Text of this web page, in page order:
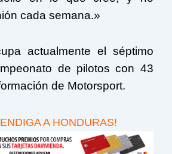
cada semana.»
actualmente el séptimo
de pilotos con 43
de Motorsport.
A HONDURAS!